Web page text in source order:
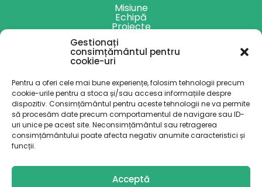
Gestionați
consimțământul pentru
cookie-uri
Pentru a oferi cele mai bune experiențe, folosim tehnologii precum
cookie-urile pentru a stoca și/sau accesa informațiile despre
dispozitiv. Consimțământul pentru aceste tehnologii ne va permite
să procesăm date precum comportamentul de navigare sau ID-
uri unice pe acest site. Neconsimțământul sau retragerea
consimțământului poate afecta negativ anumite caracteristici și
funcții.
Acceptă
Misiune
Echipă
Proiecte
Rapoarte anuale
Servicii
Harta specialiștilor
Resurse
Blog
Podcast
Implică-te